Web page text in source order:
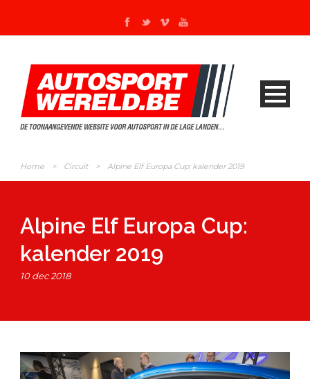
Home > Circuit > Alpine Elf Europa Cup: kalender 2019
Alpine Elf Europa Cup:
kalender 2019
10 dec 2018